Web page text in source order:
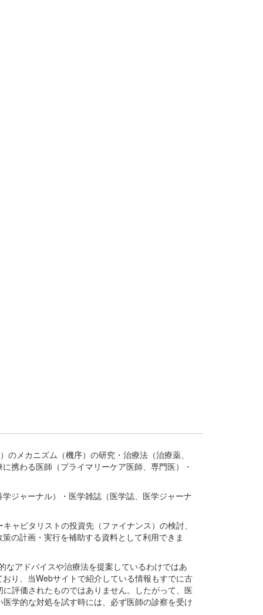
メカニズム（機序）の研究・治療法（治療薬、
携わる医師（プライマリーケア医師、専門医）・
ジャーナル）・医学雑誌（医学誌、医学ジャーナ
ャピタリストの投資先（ファイナンス）の検討、
の計画・実行を補助する資料として利用できま
アドバイスや治療法を提案しているわけではあ
り、当Webサイトで紹介している情報もすでに古
評価されたものではありません。したがって、医
学的な対処を試す時には、必ず医師の診察を受け